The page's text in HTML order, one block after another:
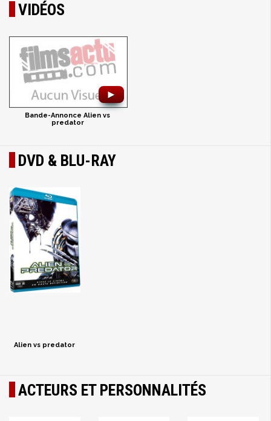
VIDÉOS
►
Bande-Annonce Alien vs
predator
DVD & BLU-RAY
Alien vs predator
ACTEURS ET PERSONNALITÉS